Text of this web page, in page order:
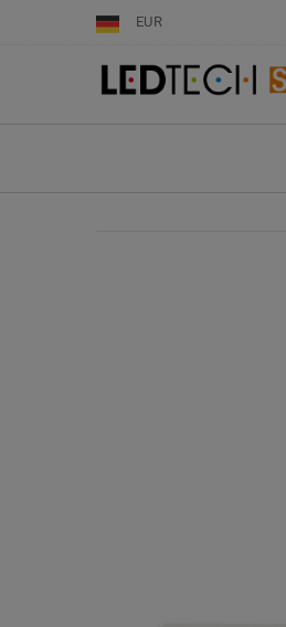
EUR